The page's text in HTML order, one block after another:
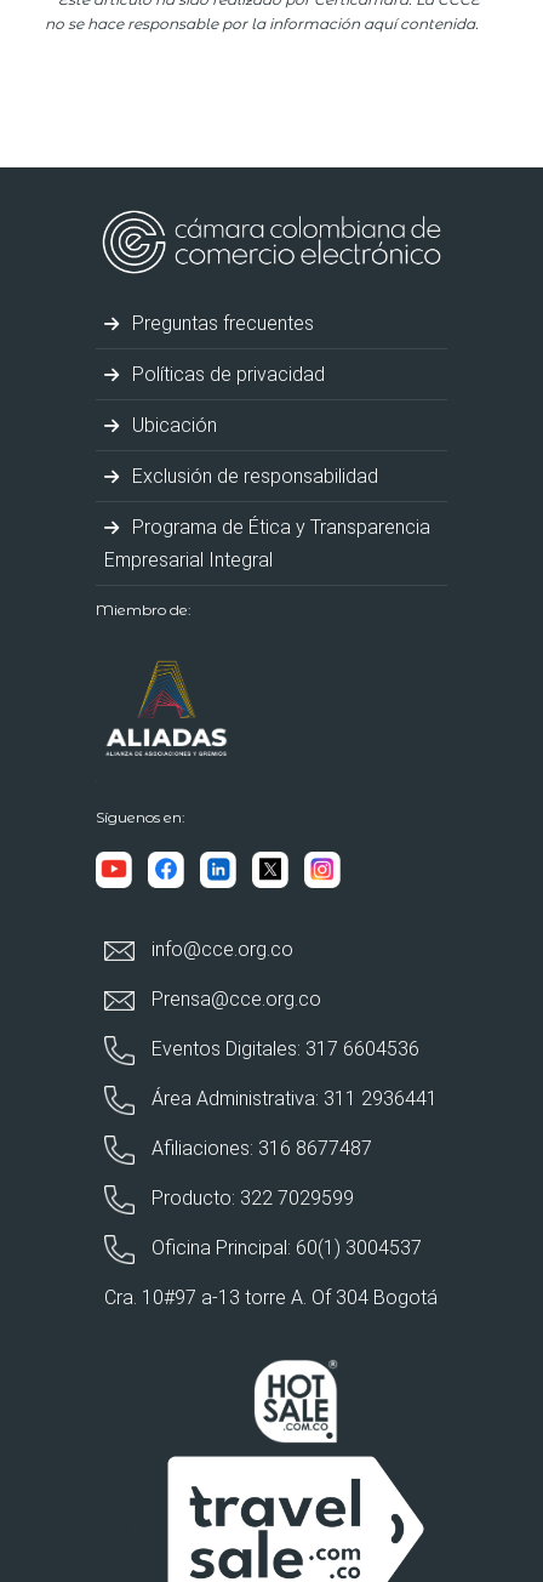
no se hace responsable por la información aquí contenida.
Preguntas frecuentes
Políticas de privacidad
Ubicación
Exclusión de responsabilidad
Programa de Ética y Transparencia
Empresarial Integral
Miembro de:
Síguenos en:
info@cce.org.co
Prensa@cce.org.co
Eventos Digitales: 317 6604536
Área Administrativa: 311 2936441
Afiliaciones: 316 8677487
Producto: 322 7029599
Oficina Principal: 60(1) 3004537
Cra. 10#97 a-13 torre A. Of 304 Bogotá